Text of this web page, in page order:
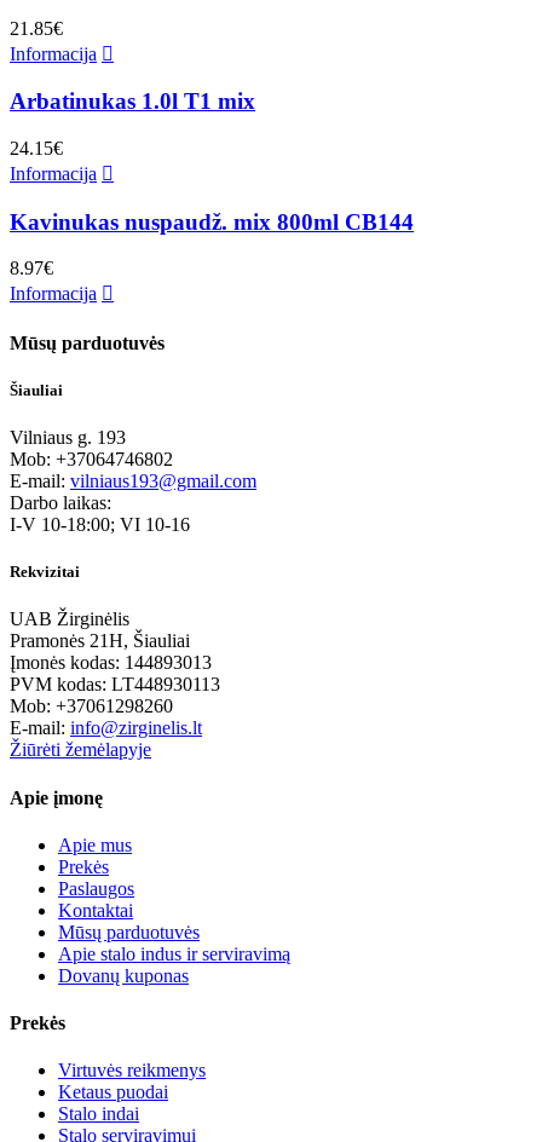
21.85€
Informacija
Arbatinukas 1.0l T1 mix
24.15€
Informacija
Kavinukas nuspaudž. mix 800ml CB144
8.97€
Informacija
Mūsų parduotuvės
Šiauliai
Vilniaus g. 193
Mob: +37064746802
E-mail: vilniaus193@gmail.com
Darbo laikas:
I-V 10-18:00; VI 10-16
Rekvizitai
UAB Žirginėlis
Pramonės 21H, Šiauliai
Įmonės kodas: 144893013
PVM kodas: LT448930113
Mob: +37061298260
E-mail: info@zirginelis.lt
Žiūrėti žemėlapyje
Apie įmonę
Apie mus
Prekės
Paslaugos
Kontaktai
Mūsų parduotuvės
Apie stalo indus ir serviravimą
Dovanų kuponas
Prekės
Virtuvės reikmenys
Ketaus puodai
Stalo indai
Stalo serviravimui